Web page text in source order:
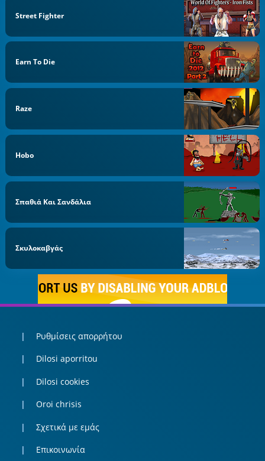
Street Fighter
Earn To Die
Raze
Hobo
Σπαθιά Και Σανδάλια
Σκυλοκαβγάς
Ρυθμίσεις απορρήτου
Dilosi aporritou
Dilosi cookies
Oroi chrisis
Σχετικά με εμάς
Επικοινωνία